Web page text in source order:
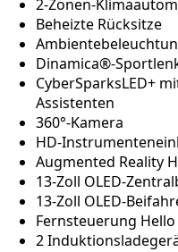
2-Zonen-
Beheizte Rücksitze
Dinamica®-
CyberSparksLED+
Assistenten
360°-Kamera
HD-
Augmented Reality
13-Zoll OLED-
13-Zoll OLED-
Fernsteuerung Hello
2